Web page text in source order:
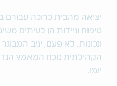
יציאה מהבית כרוכה
טיפוח וניידות הן לעיתים
ונכונות. לא פעם, יגיב
הקהילתית נוכח המאמץ
יומו.